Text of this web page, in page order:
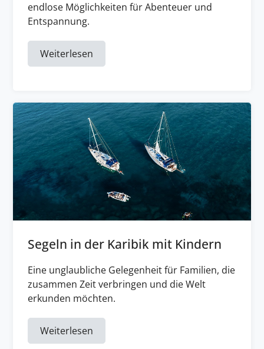
endlose Möglichkeiten für Abenteuer und
Entspannung.
Weiterlesen
Segeln in der Karibik mit Kindern
Eine unglaubliche Gelegenheit für Familien, die
zusammen Zeit verbringen und die Welt
erkunden möchten.
Weiterlesen